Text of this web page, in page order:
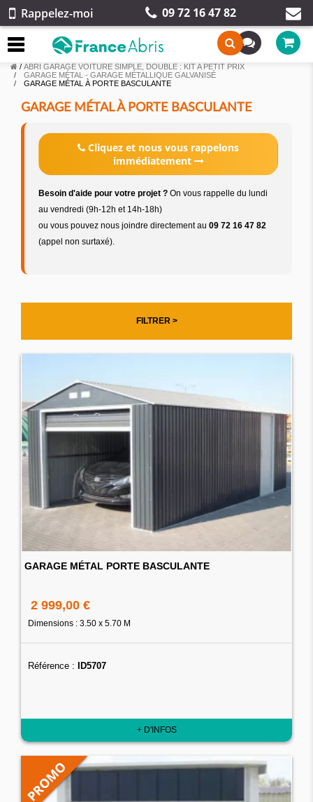
Rappelez-moi 09 72 16 47 82
/ ABRI GARAGE VOITURE SIMPLE, DOUBLE : KIT A PETIT PRIX
GARAGE MÉTAL - GARAGE MÉTALLIQUE GALVANISÉ
GARAGE MÉTAL À PORTE BASCULANTE
GARAGE MÉTAL À PORTE BASCULANTE
Cliquez et nous vous rappelons
immédiatement
Besoin d'aide pour votre projet ? On vous rappelle du lundi
au vendredi (9h-12h et 14h-18h)
ou vous pouvez nous joindre directement au 09 72 16 47 82
(appel non surtaxé).
FILTRER >
GARAGE MÉTAL PORTE BASCULANTE
2 999,00 €
Dimensions : 3.50 x 5.70 M
Référence : ID5707
+ D'INFOS